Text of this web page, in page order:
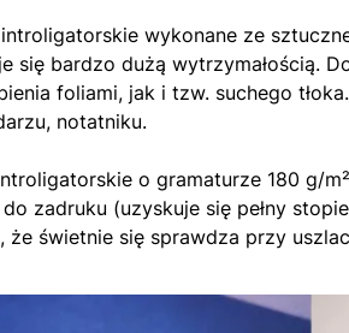
introligatorskie wykonane ze
się bardzo dużą wytrzymałością.
foliami, jak i tzw. suchego
notatniku.
o gramaturze 180 g/
zadruku (uzyskuje się pełny
że świetnie się sprawdza przy